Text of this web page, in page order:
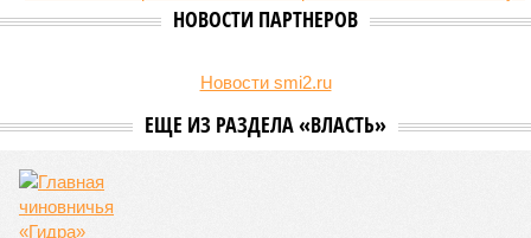
НОВОСТИ ПАРТНЕРОВ
Новости smi2.ru
ЕЩЕ ИЗ РАЗДЕЛА «ВЛАСТЬ»